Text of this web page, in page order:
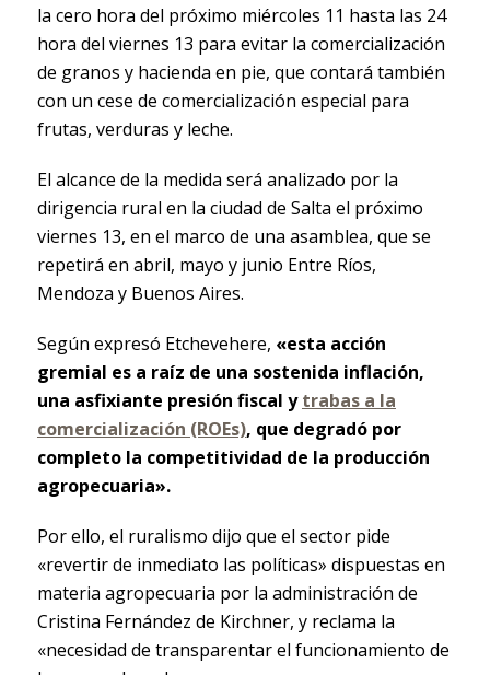
la cero hora del próximo miércoles 11 hasta las 24
hora del viernes 13 para evitar la comercialización
de granos y hacienda en pie, que contará también
con un cese de comercialización especial para
frutas, verduras y leche.
El alcance de la medida será analizado por la
dirigencia rural en la ciudad de Salta el próximo
viernes 13, en el marco de una asamblea, que se
repetirá en abril, mayo y junio Entre Ríos,
Mendoza y Buenos Aires.
Según expresó Etchevehere, «esta acción
gremial es a raíz de una sostenida inflación,
una asfixiante presión fiscal ytrabas a la
comercialización (ROEs), que degradó por
completo la competitividad de la producción
agropecuaria».
Por ello, el ruralismo dijo que el sector pide
«revertir de inmediato las políticas» dispuestas en
materia agropecuaria por la administración de
Cristina Fernández de Kirchner, y reclama la
«necesidad de transparentar el funcionamiento de